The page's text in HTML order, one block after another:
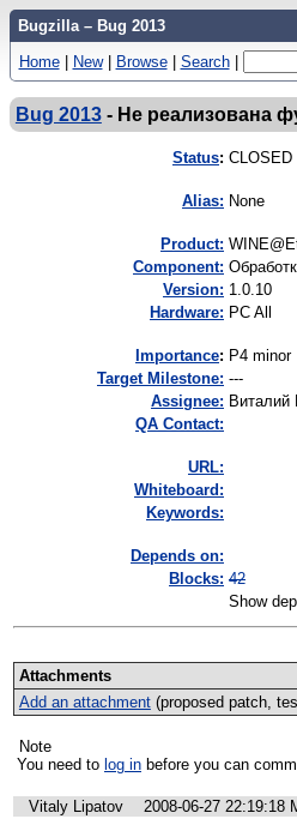
Bugzilla – Bug 2013
Home | New | Browse | Search |
Bug 2013 - Не реализована
Status: CLOSED
Alias: None
Product:
Component:
Version: 1.0.10
Hardware: PC All
mportance: P4 minor
Target Milestone: ---
Assignee: Виталий
QA Contact:
URL:
Whiteboard:
Keywords:
Depends on:
Blocks: 42
Show
Attachments
Add an attachment(proposed patch,
Note
You need to log in before you can
Vitaly Lipatov
2008-06-27 22:19:18